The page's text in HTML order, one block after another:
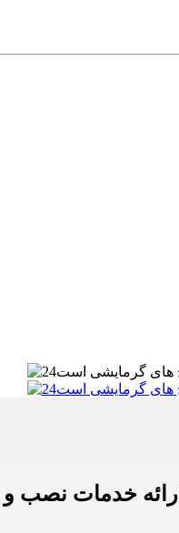
ارائه خدمات نصب